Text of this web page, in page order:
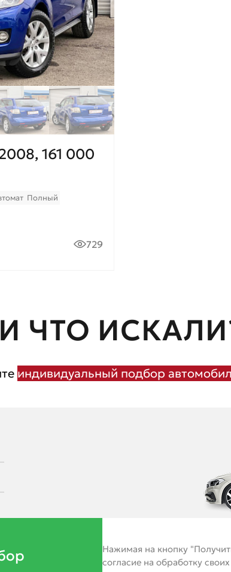
161 000
Полный
729
ЧТО
индивидуальный подбор
Нажимая на кнопку
согласие на обработку своих